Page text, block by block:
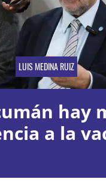
LUIS MEDINA RUIZ
hay
a la